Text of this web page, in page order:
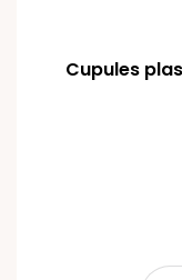
Cupules